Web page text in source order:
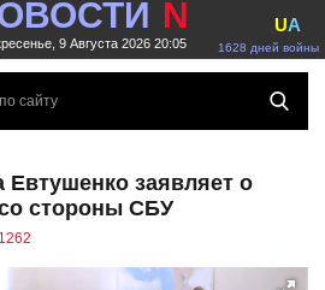
N
9 Августа 2026 20:05 1628 дней войны
UA
Евтушенко заявляет о
стороны СБУ
1262